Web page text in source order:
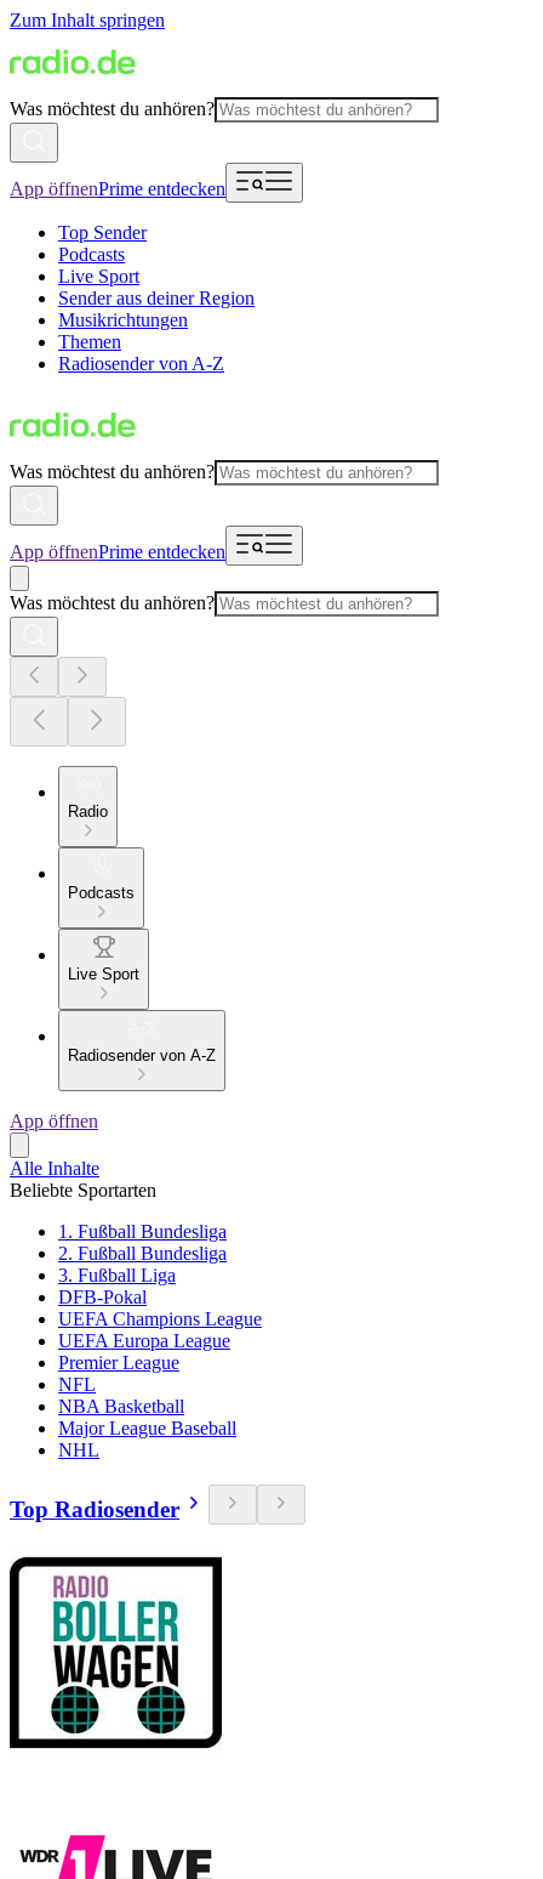
Zum Inhalt springen
Was möchtest du anhören?
App öffnenPrime entdecken
Top Sender
Podcasts
Live Sport
Sender aus deiner Region
Musikrichtungen
Themen
Radiosender von A-Z
Was möchtest du anhören?
App öffnenPrime entdecken
Was möchtest du anhören?
Radio
Podcasts
Live Sport
Radiosender von A-Z
App öffnen
Alle Inhalte
Beliebte Sportarten
1. Fußball Bundesliga
2. Fußball Bundesliga
3. Fußball Liga
DFB-Pokal
UEFA Champions League
UEFA Europa League
Premier League
NFL
NBA Basketball
Major League Baseball
NHL
Top Radiosender